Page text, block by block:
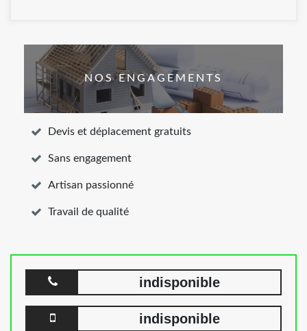
NOS ENGAGEMENTS
Devis et déplacement gratuits
Sans engagement
Artisan passionné
Travail de qualité
indisponible
indisponible